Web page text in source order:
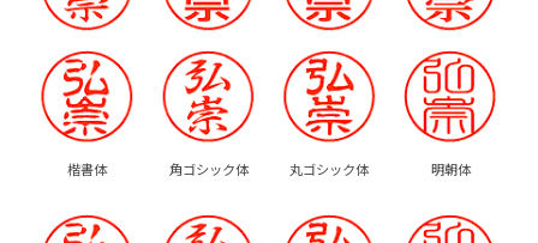
楷書体 角ゴシック体 丸ゴシック体 明朝体